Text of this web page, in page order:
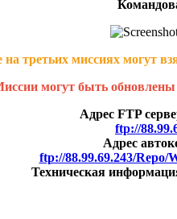
на третьих миссиях могут
могут быть обновлены
Адрес FTP
ftp://
Адрес
ftp://88.99.69.243/Repo/
Техническая